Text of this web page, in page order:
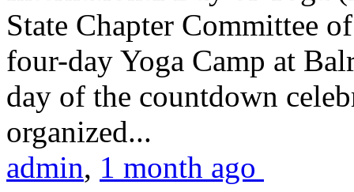
State Chapter Committee
four-day Yoga Camp at
day of the countdown
organized...
admin, 1 month ago